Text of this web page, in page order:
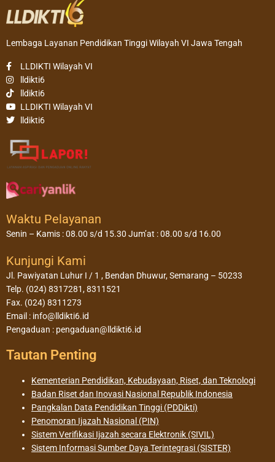
Lembaga Layanan Pendidikan Tinggi Wilayah VI Jawa Tengah
LLDIKTI Wilayah VI
lldikti6
lldikti6
LLDIKTI Wilayah VI
lldikti6
Waktu Pelayanan
Senin – Kamis : 08.00 s/d 15.30 Jum’at : 08.00 s/d 16.00
Kunjungi Kami
Jl. Pawiyatan Luhur I / 1 , Bendan Dhuwur, Semarang – 50233
Telp. (024) 8317281, 8311521
Fax. (024) 8311273
Email : info@lldikti6.id
Pengaduan : pengaduan@lldikti6.id
Tautan Penting
Kementerian Pendidikan, Kebudayaan, Riset, dan Teknologi
Badan Riset dan Inovasi Nasional Republik Indonesia
Pangkalan Data Pendidikan Tinggi (PDDikti)
Penomoran Ijazah Nasional (PIN)
Sistem Verifikasi Ijazah secara Elektronik (SIVIL)
Sistem Informasi Sumber Daya Terintegrasi (SISTER)